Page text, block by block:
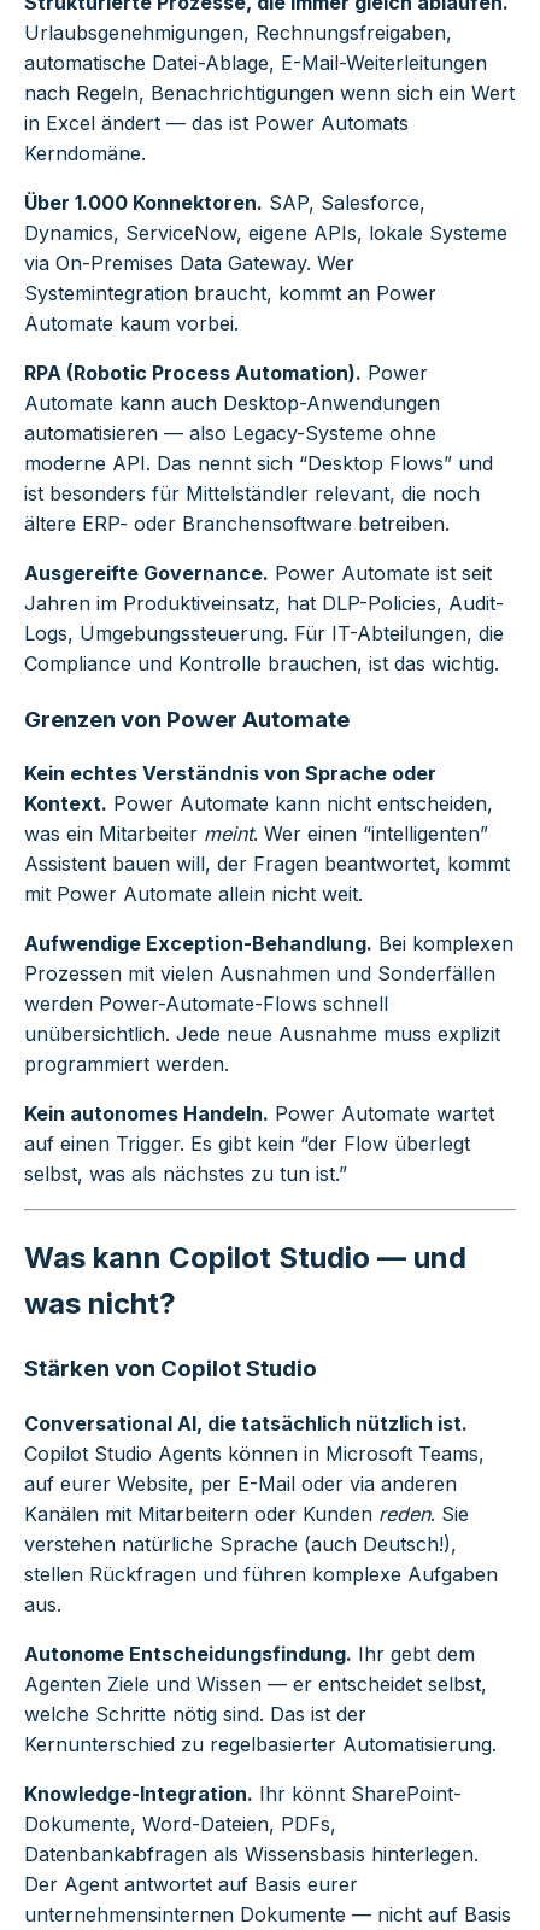
Urlaubsgenehmigungen, Rechnungsfreigaben,
automatische Datei-Ablage, E-Mail-Weiterleitungen
nach Regeln, Benachrichtigungen wenn sich ein Wert
in Excel ändert — das ist Power Automats
Kerndomäne.
Über 1.000 Konnektoren. SAP, Salesforce,
Dynamics, ServiceNow, eigene APIs, lokale Systeme
via On-Premises Data Gateway. Wer
Systemintegration braucht, kommt an Power
Automate kaum vorbei.
RPA (Robotic Process Automation). Power
Automate kann auch Desktop-Anwendungen
automatisieren — also Legacy-Systeme ohne
moderne API. Das nennt sich “Desktop Flows” und
ist besonders für Mittelständler relevant, die noch
ältere ERP- oder Branchensoftware betreiben.
Ausgereifte Governance. Power Automate ist seit
Jahren im Produktiveinsatz, hat DLP-Policies, Audit-
Logs, Umgebungssteuerung. Für IT-Abteilungen, die
Compliance und Kontrolle brauchen, ist das wichtig.
Grenzen von Power Automate
Kein echtes Verständnis von Sprache oder
Kontext. Power Automate kann nicht entscheiden,
was ein Mitarbeiter meint. Wer einen “intelligenten”
Assistent bauen will, der Fragen beantwortet, kommt
mit Power Automate allein nicht weit.
Aufwendige Exception-Behandlung. Bei komplexen
Prozessen mit vielen Ausnahmen und Sonderfällen
werden Power-Automate-Flows schnell
unübersichtlich. Jede neue Ausnahme muss explizit
programmiert werden.
Kein autonomes Handeln. Power Automate wartet
auf einen Trigger. Es gibt kein “der Flow überlegt
selbst, was als nächstes zu tun ist.”
Was kann Copilot Studio — und
was nicht?
Stärken von Copilot Studio
Conversational AI, die tatsächlich nützlich ist.
Copilot Studio Agents können in Microsoft Teams,
auf eurer Website, per E-Mail oder via anderen
Kanälen mit Mitarbeitern oder Kunden reden. Sie
verstehen natürliche Sprache (auch Deutsch!),
stellen Rückfragen und führen komplexe Aufgaben
aus.
Autonome Entscheidungsfindung. Ihr gebt dem
Agenten Ziele und Wissen — er entscheidet selbst,
welche Schritte nötig sind. Das ist der
Kernunterschied zu regelbasierter Automatisierung.
Knowledge-Integration. Ihr könnt SharePoint-
Dokumente, Word-Dateien, PDFs,
Datenbankabfragen als Wissensbasis hinterlegen.
Der Agent antwortet auf Basis eurer
unternehmensinternen Dokumente — nicht auf Basis